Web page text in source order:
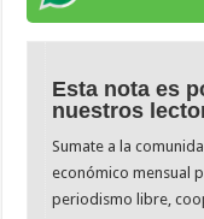
Esta nota es
nuestros
Sumate a la
económico mensual
periodismo libre,